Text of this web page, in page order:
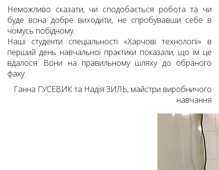
Неможливо сказати, чи сподобається робота та чи
буде вона добре виходити, не спробувавши себе в
чомусь побідному.
Наші студенти спеціальності «Харчові технології» в
перший день навчальної практики показали, що їм це
вдалося. Вони на правильному шляху до обраного
фаху.
Ганна ГУСЕВИК та Надія ЗИЛЬ, майстри виробничого
навчання